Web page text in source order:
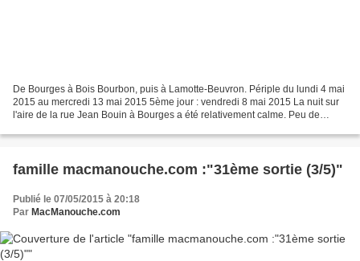
De Bourges à Bois Bourbon, puis à Lamotte-Beuvron. Périple du lundi 4 mai
2015 au mercredi 13 mai 2015 5ème jour : vendredi 8 mai 2015 La nuit sur
l'aire de la rue Jean Bouin à Bourges a été relativement calme. Peu de
famille macmanouche.com :"31ème sortie (3/5)"
Publié le 07/05/2015 à 20:18
Par MacManouche.com